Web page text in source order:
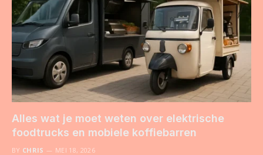
Alles wat je moet weten over elektrische
foodtrucks en mobiele koffiebarren
BY CHRIS MEI 18, 2026